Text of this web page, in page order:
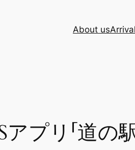
About usArrival
プリ「道の駅